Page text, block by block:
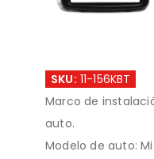
SKU: 11-156KBT
Marco de
auto.
Modelo de auto: